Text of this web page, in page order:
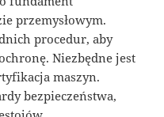
przemysłowym.
procedur, aby
Niezbędne jest
maszyn.
bezpieczeństwa,